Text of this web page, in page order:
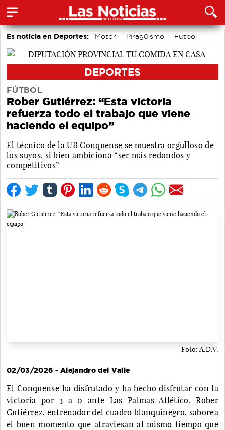
Es noticia en Deportes: Motor Piragüismo
Fútbol
Bádminton
Bolos conquenses
DEPORTES
FÚTBOL
Rober Gutiérrez: “Esta victoria
refuerza todo el trabajo que viene
haciendo el equipo”
El técnico de la UB Conquense se muestra orgulloso de
los suyos, si bien ambiciona “ser más redondos y
competitivos”
Foto: A.D.V.
02/03/2026 - Alejandro del Valle
El Conquense ha disfrutado y ha hecho disfrutar con la
victoria por 3 a 0 ante Las Palmas Atlético. Rober
Gutiérrez, entrenador del cuadro blanquinegro, saborea
el buen momento que atraviesan al mismo tiempo que